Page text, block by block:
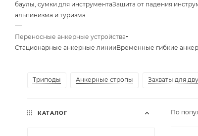
баулы, сумки для инструментаЗащита от падения
альпинизма и туризма
—
Переносные анкерные устройства
Стационарные анкерные линииВременные гибкие
Триподы Анкерные стропы Захваты для
По
КАТАЛОГ